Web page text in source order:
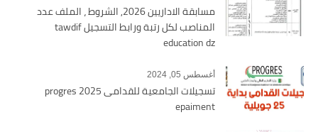
مسابقة الاداريين 2026, الشروط ، الملف عدد
المناصب لكل رتبة ورابط التسجيل tawdif
education dz
أغسطس 05, 2024
تسجيلات الجامعية للقدامى 2025 progres
epaiment